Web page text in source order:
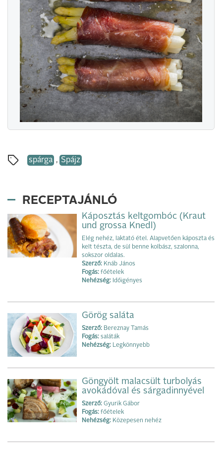
spárga , Spájz
RECEPTAJÁNLÓ
Káposztás keltgombóc (Kraut
und grossa Knedl)
Elég nehéz, laktató étel. Alapvetően káposzta és
kelt tészta, de sül benne kolbász, szalonna,
sokszor oldalas.
Szerző: Knáb János
Fogás: főételek
Nehézség: Időigényes
Görög saláta
Szerző: Bereznay Tamás
Fogás: saláták
Nehézség: Legkönnyebb
Göngyölt malacsült turbolyás
avokádóval és sárgadinnyével
Szerző: Gyurik Gábor
Fogás: főételek
Nehézség: Közepesen nehéz